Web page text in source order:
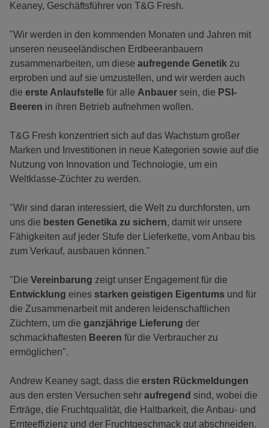
Keaney, Geschäftsführer von T&G Fresh.
"Wir werden in den kommenden Monaten und Jahren mit
unseren neuseeländischen Erdbeeranbauern
zusammenarbeiten, um diese aufregende Genetik zu
erproben und auf sie umzustellen, und wir werden auch
die erste Anlaufstelle für alle Anbauer sein, die PSI-
Beeren in ihren Betrieb aufnehmen wollen.
T&G Fresh konzentriert sich auf das Wachstum großer
Marken und Investitionen in neue Kategorien sowie auf die
Nutzung von Innovation und Technologie, um ein
Weltklasse-Züchter zu werden.
"Wir sind daran interessiert, die Welt zu durchforsten, um
uns die besten Genetika zu sichern, damit wir unsere
Fähigkeiten auf jeder Stufe der Lieferkette, vom Anbau bis
zum Verkauf, ausbauen können."
"Die Vereinbarung zeigt unser Engagement für die
Entwicklung eines starken geistigen Eigentums und für
die Zusammenarbeit mit anderen leidenschaftlichen
Züchtern, um die ganzjährige Lieferung der
schmackhaftesten Beeren für die Verbraucher zu
ermöglichen".
Andrew Keaney sagt, dass die ersten Rückmeldungen
aus den ersten Versuchen sehr aufregend sind, wobei die
Erträge, die Fruchtqualität, die Haltbarkeit, die Anbau- und
Ernteeffizienz und der Fruchtgeschmack gut abschneiden.